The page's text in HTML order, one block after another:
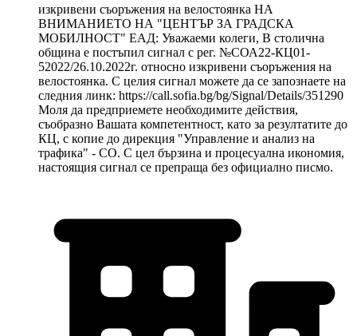
изкривени съоръжения на велостоянка НА
ВНИМАНИЕТО НА "ЦЕНТЪР ЗА ГРАДСКА
МОБИЛНОСТ" ЕАД: Уважаеми колеги, В столична
община е постъпил сигнал с рег. №СОА22-КЦ01-
52022/26.10.2022г. относно изкривени съоръжения на
велостоянка. С целия сигнал можете да се запознаете на
следния линк: https://call.sofia.bg/bg/Signal/Details/351290
Моля да предприемете необходимите действия,
съобразно Вашата компетентност, като за резултатите до
КЦ, с копие до дирекция "Управление и анализ на
трафика" - СО. С цел бързина и процесуална икономия,
настоящия сигнал се препраща без официално писмо.